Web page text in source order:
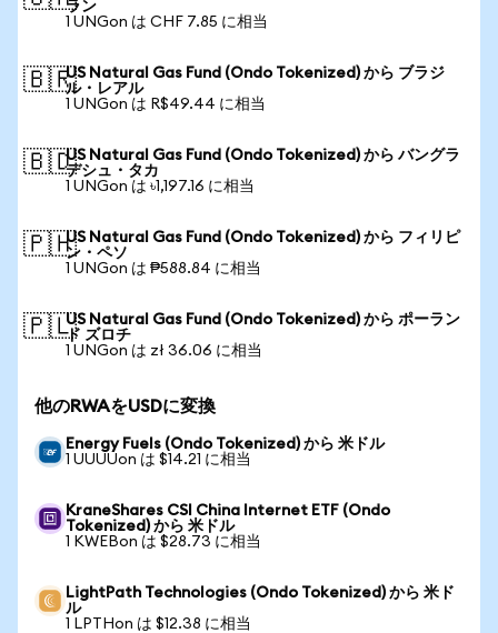
ラン
1 UNGon は CHF 7.85 に相当
🇧🇷US Natural Gas Fund (Ondo Tokenized) から ブラジ
ル・レアル
1 UNGon は R$49.44 に相当
🇧🇩US Natural Gas Fund (Ondo Tokenized) から バングラ
デシュ・タカ
1 UNGon は ৳1,197.16 に相当
🇵🇭US Natural Gas Fund (Ondo Tokenized) から フィリピ
ン・ペソ
1 UNGon は ₱588.84 に相当
🇵🇱US Natural Gas Fund (Ondo Tokenized) から ポーラン
ド ズロチ
1 UNGon は zł 36.06 に相当
他のRWAをUSDに変換
Energy Fuels (Ondo Tokenized) から 米ドル
1 UUUUon は $14.21 に相当
KraneShares CSI China Internet ETF (Ondo
Tokenized) から 米ドル
1 KWEBon は $28.73 に相当
LightPath Technologies (Ondo Tokenized) から 米ド
ル
1 LPTHon は $12.38 に相当